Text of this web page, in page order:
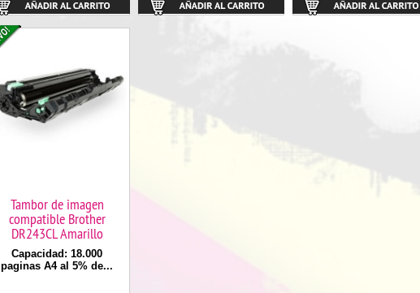
Tambor de imagen
compatible Brother
DR243CL Amarillo
Capacidad: 18.000
paginas A4 al 5% de...